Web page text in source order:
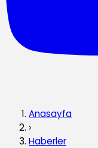
Anasayfa
›
Haberler